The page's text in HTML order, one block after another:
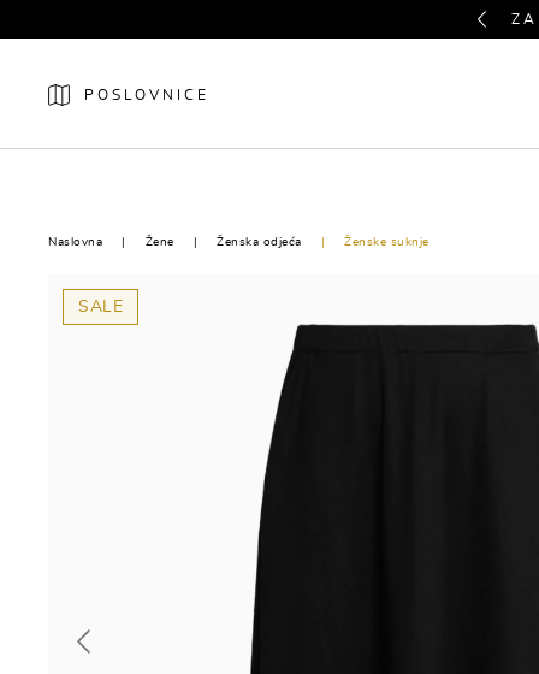
ZA
Previous
POSLOVNICE
Naslovna Žene Ženska odjeća Ženske suknje
SALE